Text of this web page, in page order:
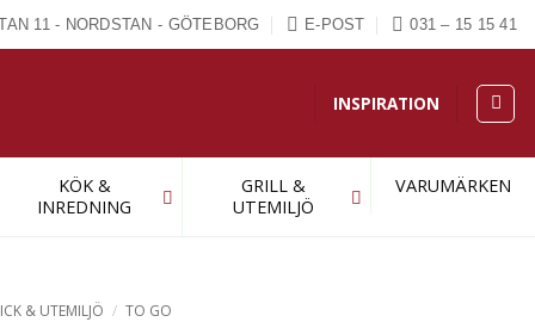
11 - NORDSTAN - GÖTEBORG E-POST 031 – 15 15 41
INSPIRATION
KÖK &
INREDNING
GRILL &
UTEMILJÖ
VARUMÄRKEN
& UTEMILJÖ / TO GO